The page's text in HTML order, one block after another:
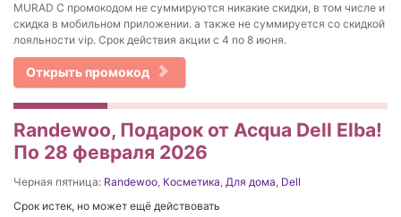
MURAD С промокодом не суммируются никакие скидки, в том числе и
скидка в мобильном приложении. а также не суммируется со скидкой
лояльности vip. Срок действия акции с 4 по 8 июня.
Открыть промокод
Randewoo, Подарок от Acqua Dell Elba!
По 28 февраля 2026
Черная пятница: Randewoo Косметика Для дома Dell
Срок истек, но может ещё действовать